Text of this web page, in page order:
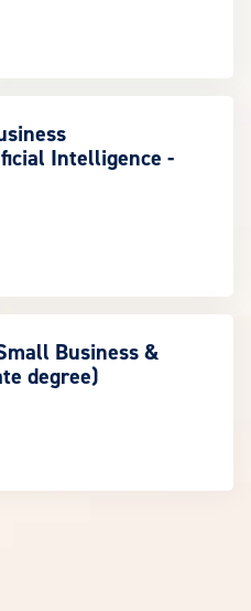
Intelligence -
Business &
degree)